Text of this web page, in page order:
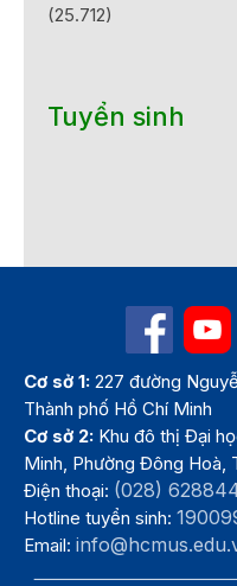
(25.712)
Tuyển sinh
Cơ sở 1: 227 đường
Thành phố Hồ Chí Minh
Cơ sở 2: Khu đô thị Đại
Minh, Phường Đông Hoà,
Điện thoại: (028)
Hotline tuyển sinh:
Email: